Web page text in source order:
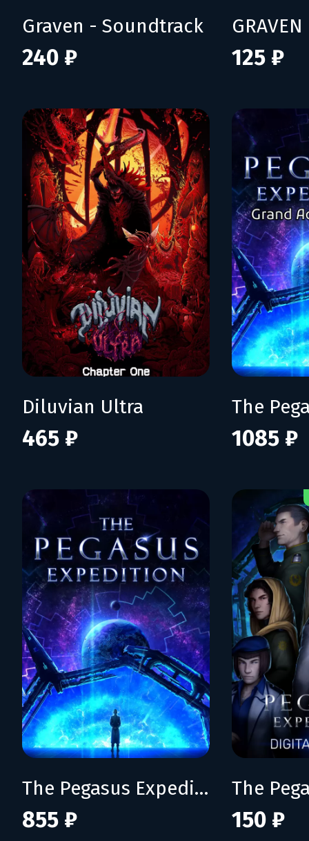
Graven - Soundtrack
240 ₽ 125 ₽
Diluvian Ultra
465 ₽ 1085 ₽
The Pegasus Expedition
855 ₽ 150 ₽